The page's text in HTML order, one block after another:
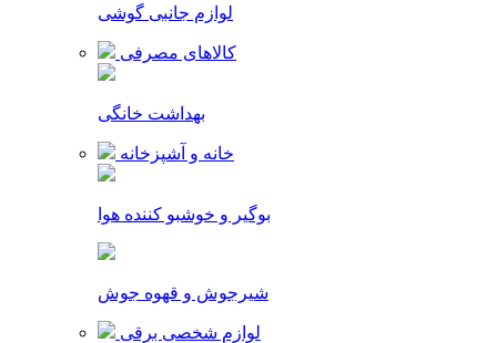
لوازم جانبی گوشی
کالاهای مصرفی
بهداشت خانگی
خانه و آشپزخانه
بوگیر و خوشبو کننده هوا
شیرجوش و قهوه جوش
لوازم شخصی برقی